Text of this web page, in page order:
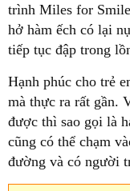
trình Miles for
hở hàm ếch có lại
tiếp tục đập trong
Hạnh phúc cho trẻ
mà thực ra rất gần.
được thì sao gọi là
cũng có thể chạm
đường và có người